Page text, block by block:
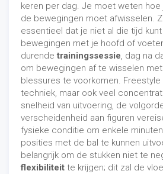
keren per dag. Je moet weten
de bewegingen moet afwisselen.
essentieel dat je niet al die tijd
bewegingen met je hoofd of
durende trainingssessie, dag na
om bewegingen af ​​te wisselen
blessures te voorkomen. Freestyle
techniek, maar ook veel
snelheid van uitvoering, de
verscheidenheid aan figuren
fysieke conditie om enkele
posities met de bal te kunnen
belangrijk om de stukken niet te
flexibiliteit te krijgen; dit zal de